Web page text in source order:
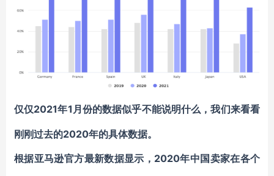
仅仅2021年1月份的数据似乎不能说明什么，我们来看看
刚刚过去的2020年的具体数据。
根据亚马逊官方最新数据显示， 2020年中国卖家在各个